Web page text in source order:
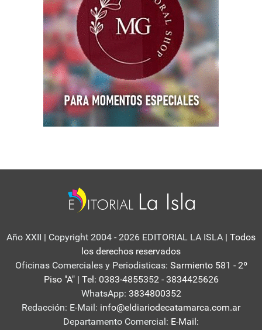
Año XXII | Copyright 2004 - 2026 EDITORIAL LA ISLA | Todos
los derechos reservados
Oficinas Comerciales y Periodisticas: Sarmiento 581 - 2º
Piso "A" | Tel: 0383-4855352 - 3834425626
WhatsApp: 3834800352
Redacción: E-Mail: info@eldiariodecatamarca.com.ar
Departamento Comercial: E-Mail: